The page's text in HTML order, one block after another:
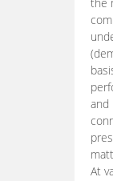
and
At